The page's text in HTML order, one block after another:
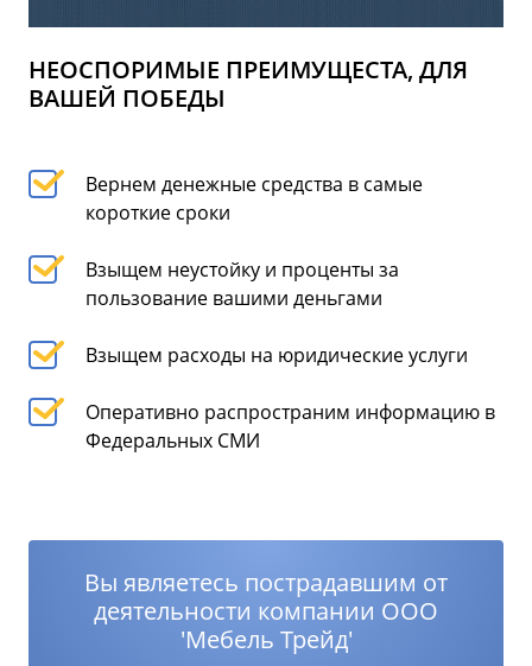
НЕОСПОРИМЫЕ ПРЕИМУЩЕСТА, ДЛЯ
ВАШЕЙ ПОБЕДЫ
Вернем денежные средства в самые
короткие сроки
Взыщем неустойку и проценты за
пользование вашими деньгами
Взыщем расходы на юридические услуги
Оперативно распространим информацию в
Федеральных СМИ
Вы являетесь пострадавшим от
деятельности компании ООО
'Мебель Трейд'